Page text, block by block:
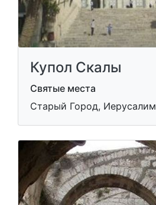
Купол Скалы
Святые места
Старый Город, Иерусалим